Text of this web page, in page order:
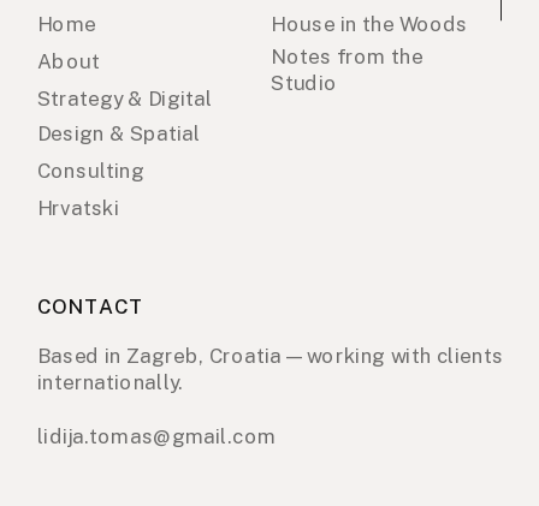
CONTACT
Based in Zagreb, Croatia — working with clients
internationally.
lidija.tomas@gmail.com
Home
About
Strategy & Digital
Design & Spatial
Consulting
Hrvatski
Notes from the
Studio
House in the Woods